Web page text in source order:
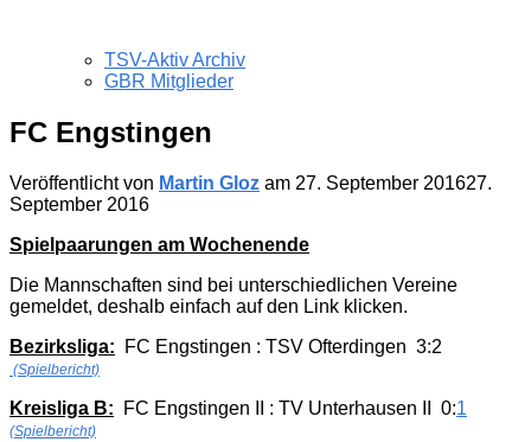
TSV-Aktiv Archiv
GBR Mitglieder
FC Engstingen
Veröffentlicht von Martin Gloz am 27. September 201627.
September 2016
Spielpaarungen am Wochenende
Die Mannschaften sind bei unterschiedlichen Vereine
gemeldet, deshalb einfach auf den Link klicken.
Bezirksliga: FC Engstingen : TSV Ofterdingen 3:2
(Spielbericht)
Kreisliga B: FC Engstingen II : TV Unterhausen II 0:1
(Spielbericht)